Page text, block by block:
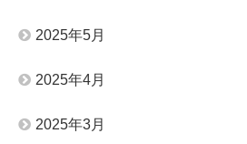
2025年5月
2025年4月
2025年3月